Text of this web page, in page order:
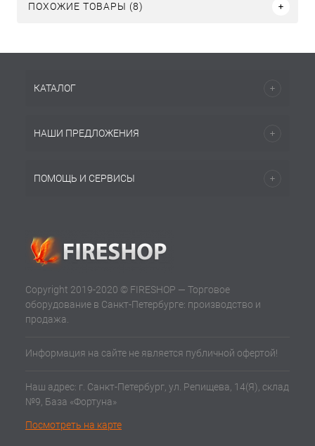
ПОХОЖИЕ ТОВАРЫ (8)
КАТАЛОГ
НАШИ ПРЕДЛОЖЕНИЯ
ПОМОЩЬ И СЕРВИСЫ
Copyright 2019-2020 © FIRESHOP — Торговое
оборудование в Санкт-Петербурге: производство и
продажа.
Информация на сайте не является публичной офертой!
Наш адрес: г. Санкт-Петербург, ул. Репищева, 14(Я), склад
№9, База «Фортуна»
Посмотреть на карте